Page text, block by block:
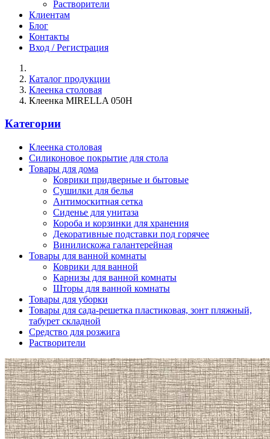
Растворители
Клиентам
Блог
Контакты
Вход / Регистрация
Каталог продукции
Клеенка столовая
Клеенка MIRELLA 050H
Категории
Клеенка столовая
Силиконовое покрытие для стола
Товары для дома
Коврики придверные и бытовые
Сушилки для белья
Антимоскитная сетка
Сиденье для унитаза
Короба и корзинки для хранения
Декоративные подставки под горячее
Винилискожа галантерейная
Товары для ванной комнаты
Коврики для ванной
Карнизы для ванной комнаты
Шторы для ванной комнаты
Товары для уборки
Товары для сада-решетка пластиковая, зонт пляжный,
табурет складной
Средство для розжига
Растворители